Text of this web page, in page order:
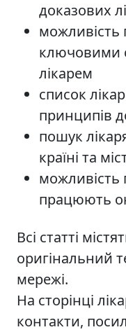
доказових
можливість
ключовими
лікарем
список
принципів
пошук
країні та
можливість
працюють
Всі статті
оригінальний
мережі.
На сторінці
контакти,